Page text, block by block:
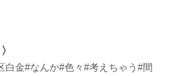
白金#なんか#色々#考えちゃう#間